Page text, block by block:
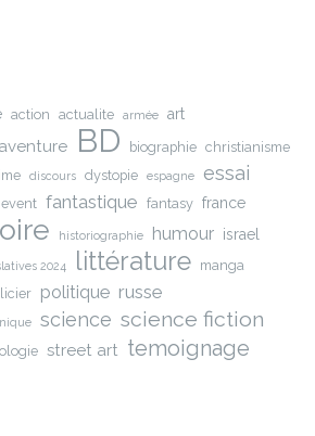
action actualite armée art
aventure BD biographie christianisme
discours dystopie espagne essai
event fantastique fantasy france
historiographie humour israel
2024 littérature manga
politique russe
science science fiction
street art temoignage